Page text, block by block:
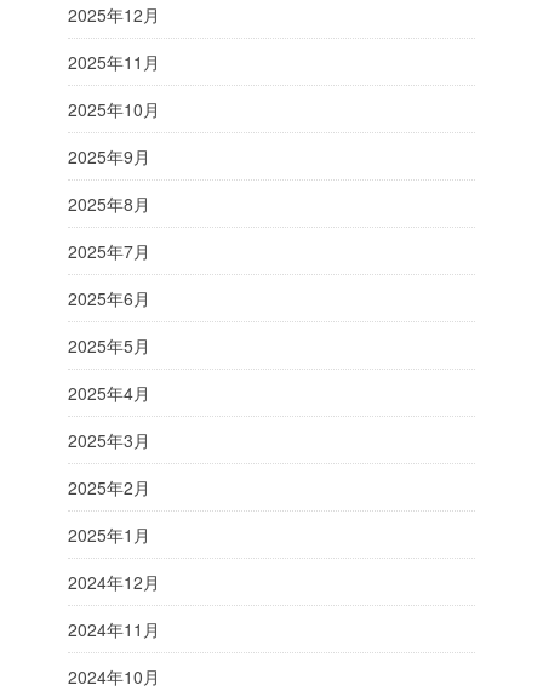
2025年12月
2025年11月
2025年10月
2025年9月
2025年8月
2025年7月
2025年6月
2025年5月
2025年4月
2025年3月
2025年2月
2025年1月
2024年12月
2024年11月
2024年10月